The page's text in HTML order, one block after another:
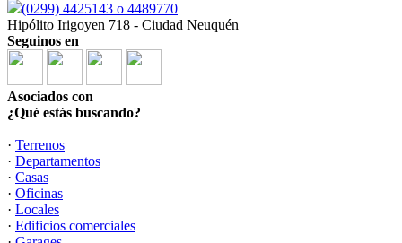
(0299) 4425143 o 4489770
Hipólito Irigoyen 718 - Ciudad Neuquén
Seguinos en
Asociados con
¿Qué estás buscando?
· Terrenos
· Departamentos
· Casas
· Oficinas
· Locales
· Edificios comerciales